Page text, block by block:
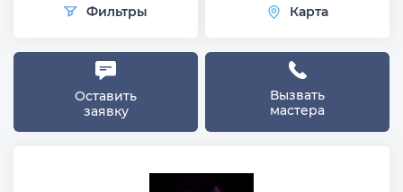
Фильтры Карта
Оставить
заявку
Вызвать
мастера